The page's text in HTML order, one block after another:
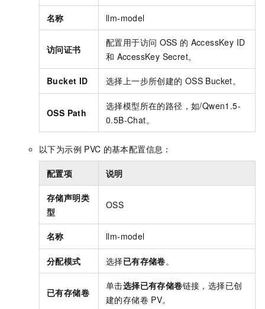
名称 llm-model
访问证书
配置用于访问 OSS 的 AccessKey ID
和 AccessKey Secret。
Bucket ID 选择上一步所创建的 OSS Bucket。
OSS Path
选择模型所在的路径，如/Qwen1.5-
0.5B-Chat。
以下为示例 PVC 的基本配置信息：
配置项 说明
存储声明类
型
OSS
名称 llm-model
分配模式 选择已有存储卷。
已有存储卷
单击选择已有存储卷链接，选择已创
建的存储卷 PV。